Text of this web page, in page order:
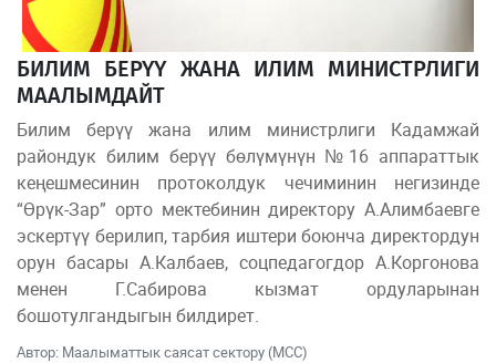
БИЛИМ БЕРҮҮ ЖАНА ИЛИМ МИНИСТРЛИГИ
МААЛЫМДАЙТ
Билим берүү жана илим министрлиги Кадамжай
райондук билим берүү бөлүмүнүн №16 аппараттык
кеңешмесинин протоколдук чечиминин негизинде
“Өрүк-Зар” орто мектебинин директору А.Алимбаевге
эскертүү берилип, тарбия иштери боюнча директордун
орун басары А.Калбаев, соцпедагогдор А.Коргонова
менен Г.Сабирова кызмат ордуларынан
бошотулгандыгын билдирет.
Автор: Маалыматтык саясат сектору (МСС)